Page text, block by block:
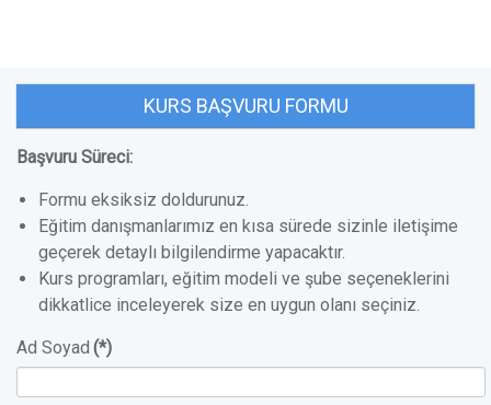
KURS BAŞVURU FORMU
Başvuru Süreci:
Formu eksiksiz doldurunuz.
Eğitim danışmanlarımız en kısa sürede sizinle iletişime
geçerek detaylı bilgilendirme yapacaktır.
Kurs programları, eğitim modeli ve şube seçeneklerini
dikkatlice inceleyerek size en uygun olanı seçiniz.
Ad Soyad (*)